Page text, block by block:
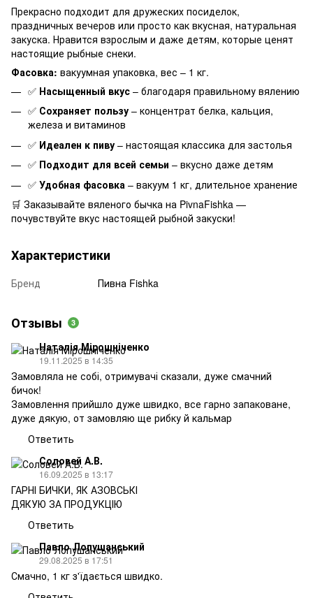
Прекрасно подходит для дружеских посиделок,
праздничных вечеров или просто как вкусная, натуральная
закуска. Нравится взрослым и даже детям, которые ценят
настоящие рыбные снеки.
Фасовка: вакуумная упаковка, вес – 1 кг.
✅ Насыщенный вкус – благодаря правильному вялению
✅ Сохраняет пользу – концентрат белка, кальция,
железа и витаминов
✅ Идеален к пиву – настоящая классика для застолья
✅ Подходит для всей семьи – вкусно даже детям
✅ Удобная фасовка – вакуум 1 кг, длительное хранение
🛒 Заказывайте вяленого бычка на PivnaFishka —
почувствуйте вкус настоящей рыбной закуски!
Характеристики
Бренд Пивна Fishka
Отзывы 3
Наталія Мірошніченко
19.11.2025 в 14:35
Замовляла не собі, отримувачі сказали, дуже смачний
бичок!
Замовлення прийшло дуже швидко, все гарно запаковане,
дуже дякую, от замовляю ще рибку й кальмар
Ответить
Соловей А.В.
16.09.2025 в 13:17
ГАРНІ БИЧКИ, ЯК АЗОВСЬКІ
ДЯКУЮ ЗА ПРОДУКЦІЮ
Ответить
Павло Лопушанський
29.08.2025 в 17:51
Смачно, 1 кг з'їдається швидко.